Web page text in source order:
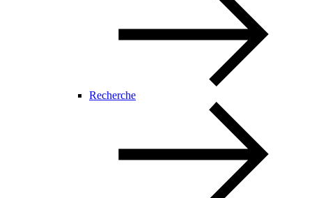
Recherche